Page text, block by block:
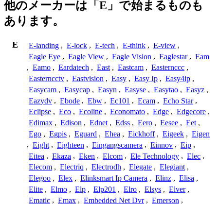
他のメーカーは「E」で始まるものも
あります。
E E-landing , E-lock , E-tech , E-think , E-view ,
Eagle Eye , Eagle View , Eagle Vision , Eaglestar , Eam
, Eamo , Eardatech , East , Eastcam , Easternccc ,
Easterncctv , Eastvision , Easy , Easy Ip , Easy4ip ,
Easycam , Easycap , Easyn , Easyse , Easytao , Easyz ,
Eazydv , Ebode , Ebw , Ec101 , Ecam , Echo Star ,
Eclipse , Eco , Ecoline , Economato , Edge , Edgecore ,
Edimax , Edison , Ednet , Edss , Eero , Eesee , Eet ,
Ego , Egpis , Eguard , Ehea , Eickhoff , Eigeek , Eigen
, Eight , Eighteen , Eingangscamera , Einnov , Eip ,
Eitea , Ekaza , Eken , Elcom , Ele Technology , Elec ,
Elecom , Electriq , Electrodh , Elegate , Elegiant ,
Elegoo , Elex , Elinksmart Ip Camera , Elinz , Elisa ,
Elite , Elmo , Elp , Elp201 , Elro , Elsys , Elver ,
Ematic , Emax , Embedded Net Dvr , Emerson ,